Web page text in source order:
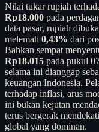
Nilai tukar rupiah
Rp18.000 pada
data pasar, rupiah
melemah 0,43% dari
Bahkan sempat
Rp18.015 pada pukul
selama ini dianggap
keuangan Indonesia.
terhadap inflasi, arus
ini bukan kejutan
terus bergerak
global yang dominan.